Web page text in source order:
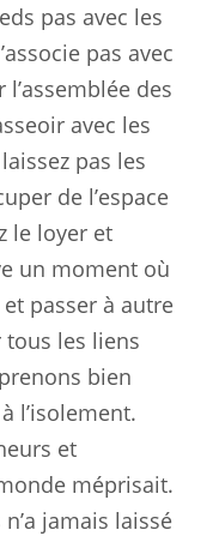
pas avec les
pas avec
des
avec les
pas les
de l’espace
le loyer et
un moment où
passer à autre
tous les liens
bien
l’isolement.
et
méprisait.
n’a jamais laissé